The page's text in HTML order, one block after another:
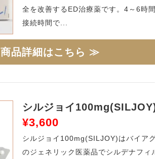
全を改善するED治療薬です。4～6時
接続時間で...
商品詳細はこちら ≫
シルジョイ
¥3,600
シルジョイ100mg(SILJOY)はバイア
のジェネリック医薬品でシルデナフィ